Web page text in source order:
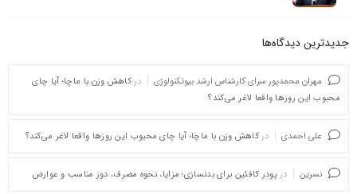
جدیدترین دیدگاه‌‌ها
مهران محمدپور سرای کارشناس ارشد بیوتکنولوژی در کاهش وزن با ماچا؛ آیا چای
محبوب این روزها واقعا لاغر می‌کند؟
علی احمدی در کاهش وزن با ماچا؛ آیا چای محبوب این روزها واقعا لاغر می‌کند؟
نسرین در پودر کافئین برای بدنسازی؛ مزایا، نحوه مصرف، دوز مناسب و عوارض